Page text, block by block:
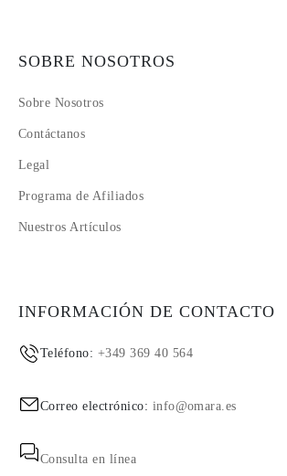
SOBRE NOSOTROS
Sobre Nosotros
Contáctanos
Legal
Programa de Afiliados
Nuestros Artículos
INFORMACIÓN DE CONTACTO
Teléfono: +349 369 40 564
Correo electrónico: info@omara.es
Consulta en línea